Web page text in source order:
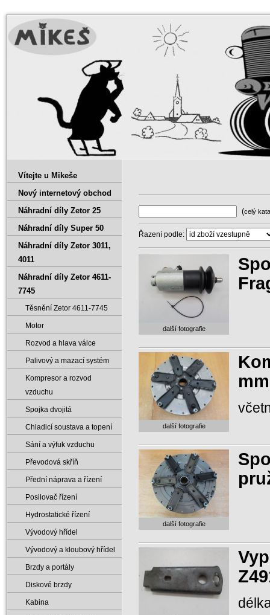
(celý
Řazení podle:
další fotografie
další fotografie
další fotografie
Vítejte u Mikeše
Nový internetový obchod
Náhradní díly Zetor 25
Náhradní díly Super 50
Náhradní díly Zetor 3011‚
4011
Náhradní díly Zetor 4611-
7745
Těsnění Zetor 4611-7745
Motor
Rozvod a hlava válce
Palivový a mazací systém
Kompresor a rozvod
vzduchu
Spojka dvojitá
Chladicí soustava a topení
Sání a výfuk vzduchu
Převodová skříň
Přední náprava a řízení
Posilovač řízení
Hydrostatické řízení
Vývodový hřídel
Vývodový a kloubový hřídel
Brzdy a portály
Diskové brzdy
Kabina